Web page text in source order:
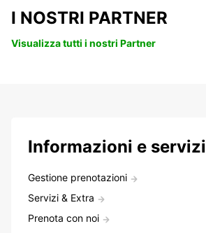
I NOSTRI PARTNER
Visualizza tutti i nostri Partner
Informazioni e servizi
Gestione prenotazioni
Servizi & Extra
Prenota con noi